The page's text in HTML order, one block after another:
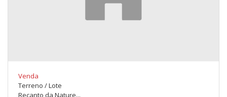
Venda
Terreno / Lote